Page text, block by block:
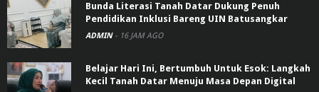
Bunda Literasi Tanah Datar Dukung Penuh
Pendidikan Inklusi Bareng UIN Batusangkar
ADMIN - 16 JAM AGO
Belajar Hari Ini, Bertumbuh Untuk Esok: Langkah
Kecil Tanah Datar Menuju Masa Depan Digital